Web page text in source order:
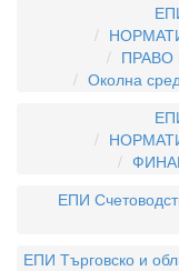
Околна
ЕПИ
ЕПИ Търговско и